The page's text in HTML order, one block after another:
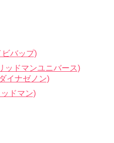
バップ)
ッドマンユニバース)
イナゼノン)
ドマン)